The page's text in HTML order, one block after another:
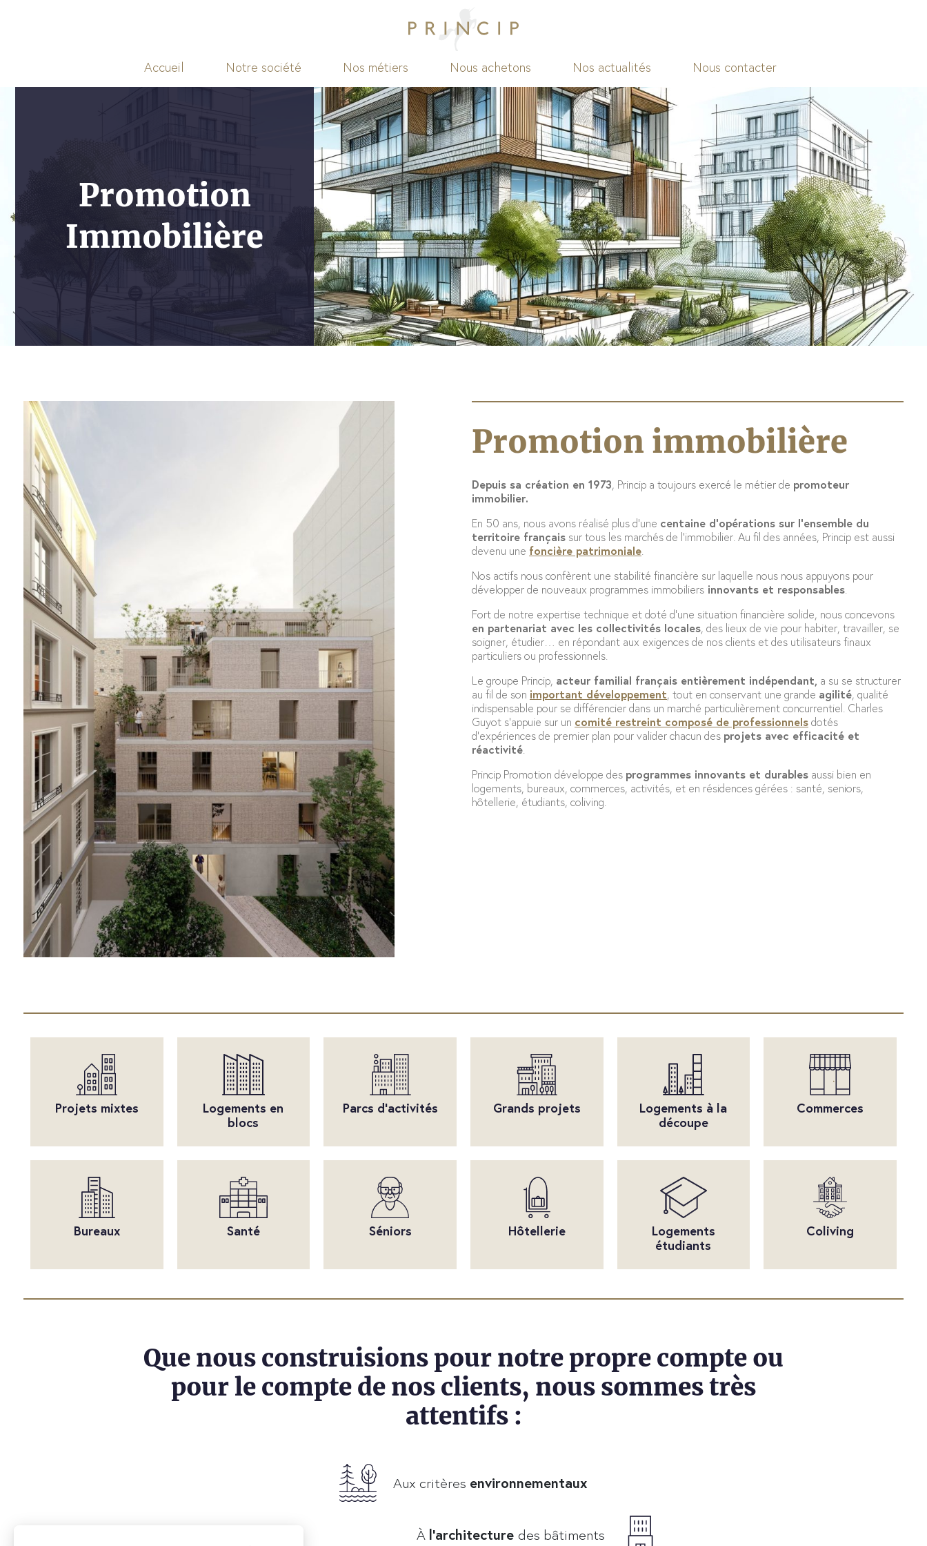
Accueil Notre société Nos métiers Nous achetons Nos actualités Nous contacter
Promotion
Immobilière
Promotion immobilière
Depuis sa création en 1973, Princip a toujours exercé le métier de promoteur
immobilier.
En 50 ans, nous avons réalisé plus d’une centaine d’opérations sur l’ensemble du
territoire français sur tous les marchés de l’immobilier. Au fil des années, Princip est aussi
devenu une foncière patrimoniale
Nos actifs nous confèrent une stabilité financière sur laquelle nous nous appuyons pour
développer de nouveaux programmes immobiliers innovants et responsables
Fort de notre expertise technique et doté d’une situation financière solide, nous concevons
en partenariat avec les collectivités locales, des lieux de vie pour habiter, travailler, se
soigner, étudier… en répondant aux exigences de nos clients et des utilisateurs finaux
particuliers ou professionnels.
Le groupe Princip, acteur familial français entièrement indépendant, a su se structurer
au fil de son important développement, tout en conservant une grande agilité, qualité
indispensable pour se différencier dans un marché particulièrement concurrentiel. Charles
Guyot s’appuie sur un comité restreint composé de professionnelsdotés
d’expériences de premier plan pour valider chacun des projets avec efficacité et
réactivité
Princip Promotion développe des programmes innovants et durables aussi bien en
logements, bureaux, commerces, activités, et en résidences gérées : santé, seniors,
hôtellerie, étudiants, coliving.
Projets mixtes
Logements en
blocs
Parcs d'activités Grands projets
Logements à la
découpe
Commerces
Bureaux Santé Séniors Hôtellerie
Logements
étudiants
Coliving
Que nous construisions pour notre propre compte ou
pour le compte de nos clients, nous sommes très
attentifs :
Aux critères environnementaux
À l’architecture des bâtiments